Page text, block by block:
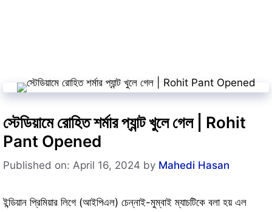
স্টেডিয়ামে রোহিত শর্মার প্যান্ট খুলে গেল | Rohit
Pant Opened
Published on: April 16, 2024 by Mahedi Hasan
ইন্ডিয়ান প্রিমিয়ার লিগে (আইপিএল) চেন্নাই-মুম্বাই ম্যাচটিকে বলা হয় এল